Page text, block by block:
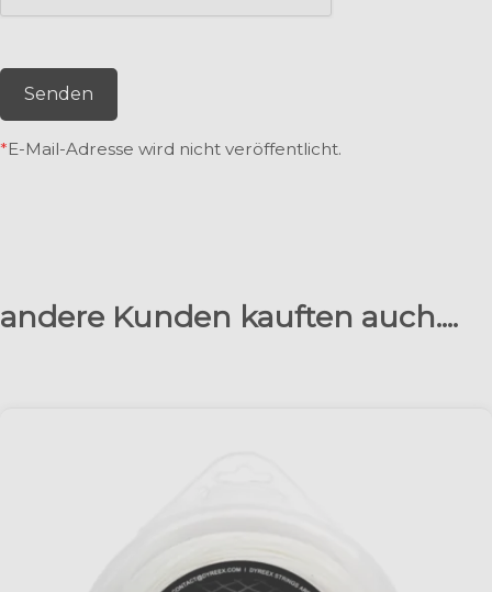
Senden
*E-Mail-Adresse wird nicht veröffentlicht.
andere Kunden kauften auch....